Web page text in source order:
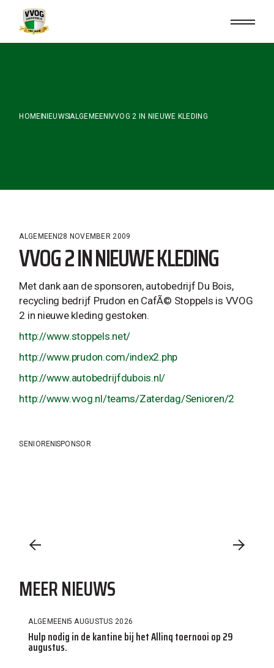
content
HOME NIEUWSALGEMEEN VVOG 2 IN NIEUWE KLEDING
ALGEMEEN 28 NOVEMBER 2009
VVOG 2 IN NIEUWE KLEDING
Met dank aan de sponsoren, autobedrijf Du Bois,
recycling bedrijf Prudon en CafÃ© Stoppels is VVOG
2 in nieuwe kleding gestoken.
http://www.stoppels.net/
http://www.prudon.com/index2.php
http://www.autobedrijfdubois.nl/
http://www.vvog.nl/teams/Zaterdag/Senioren/2
SENIOREN SPONSOR
MEER NIEUWS
ALGEMEEN5 AUGUSTUS 2026
Hulp nodig in de kantine bij het Allinq toernooi op 29
augustus.